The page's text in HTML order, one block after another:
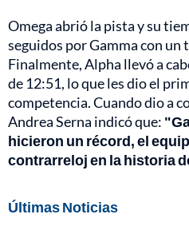
Omega abrió la pista y su
seguidos por Gamma con un
Finalmente, Alpha llevó a
de 12:51, lo que les dio el
competencia. Cuando dio a
Andrea Serna indicó que:
hicieron un récord, el
contrarreloj en la historia
Últimas Noticias